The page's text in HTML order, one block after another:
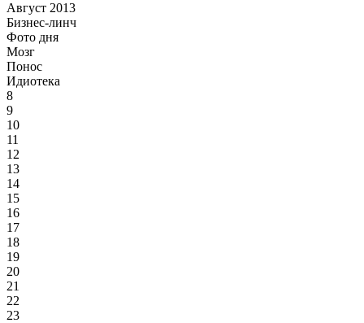
Август 2013
Бизнес-линч
Фото дня
Мозг
Понос
Идиотека
8
9
10
11
12
13
14
15
16
17
18
19
20
21
22
23